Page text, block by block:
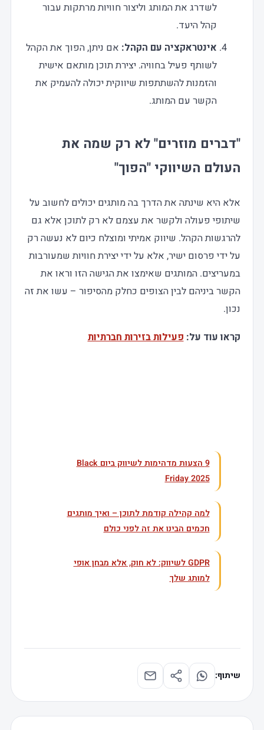
לשדרג את המותג וליצור חוויות מרתקות עבור
קהל היעד.
אינטראקציה עם הקהל: אם ניתן, הפוך את הקהל
לשותף פעיל בחוויה. יצירת תוכן מותאם אישית
והזמנות להשתתפות שיווקית יכולה להעמיק את
הקשר עם המותג.
"דברים מוזרים" לא רק שמה את
העולם השיווקי "הפוך"
אלא היא שינתה את הדרך בה מותגים יכולים לחשוב על
שיתופי פעולה ולקשר את עצמם לא רק לתוכן אלא גם
להרגשות הקהל. שיווק אמיתי ומוצלח כיום לא נעשה רק
על ידי פרסום ישיר, אלא על ידי יצירת חוויות שמעורבות
במעריצים. המותגים שאימצו את הגישה הזו וראו את
הקשר ביניהם לבין הצופים כחלק מהסיפור – עשו את זה
נכון.
קראו עוד על:פעילות בזירות חברתיות
9 הצעות מדהימות לשיווק ביום Black
Friday 2025
למה קהילה קודמת לתוכן – ואיך מותגים
חכמים הבינו את זה לפני כולם
GDPR לשיווק: לא חוק, אלא מבחן אופי
למותג שלך
שיתוף: